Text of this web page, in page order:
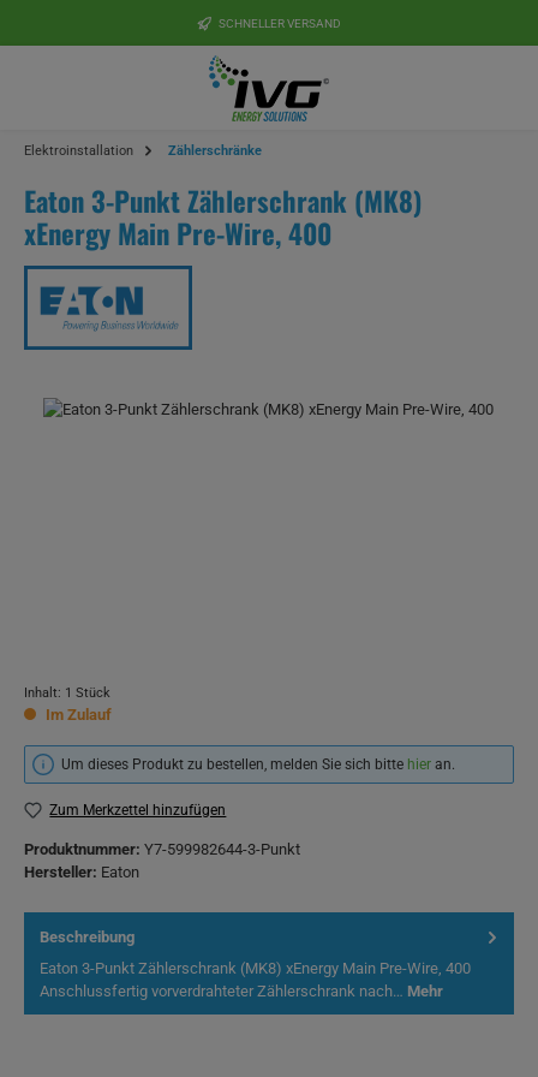
SCHNELLER VERSAND
Elektroinstallation Zählerschränke
Eaton 3-Punkt Zählerschrank (MK8)
xEnergy Main Pre-Wire, 400
Bildergalerie überspringen
Inhalt: 1 Stück
Im Zulauf
Um dieses Produkt zu bestellen, melden Sie sich bitte hier an.
Zum Merkzettel hinzufügen
Produktnummer: Y7-599982644-3-Punkt
Hersteller: Eaton
Beschreibung
Eaton 3-Punkt Zählerschrank (MK8) xEnergy Main Pre-Wire, 400
Anschlussfertig vorverdrahteter Zählerschrank nach… Mehr